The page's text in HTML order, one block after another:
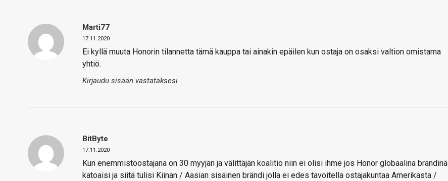
Marti77
17.11.2020
Ei kyllä muuta Honorin tilannetta tämä kauppa tai ainakin epäilen kun ostaja on osaksi valtion omistama
yhtiö.
Kirjaudu sisään vastataksesi
BitByte
17.11.2020
Kun enemmistöostajana on 30 myyjän ja välittäjän koalitio niin ei olisi ihme jos Honor globaalina brändinä
katoaisi ja siitä tulisi Kiinan / Aasian sisäinen brändi jolla ei edes tavoitella ostajakuntaa Amerikasta /